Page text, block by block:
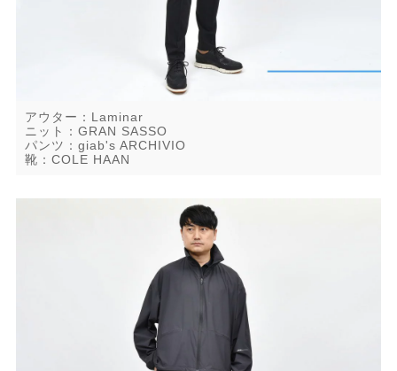
アウター：Laminar
ニット：GRAN SASSO
パンツ：giab's ARCHIVIO
靴：COLE HAAN